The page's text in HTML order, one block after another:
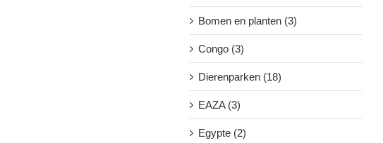
Bomen en planten (3)
Congo (3)
Dierenparken (18)
EAZA (3)
Egypte (2)